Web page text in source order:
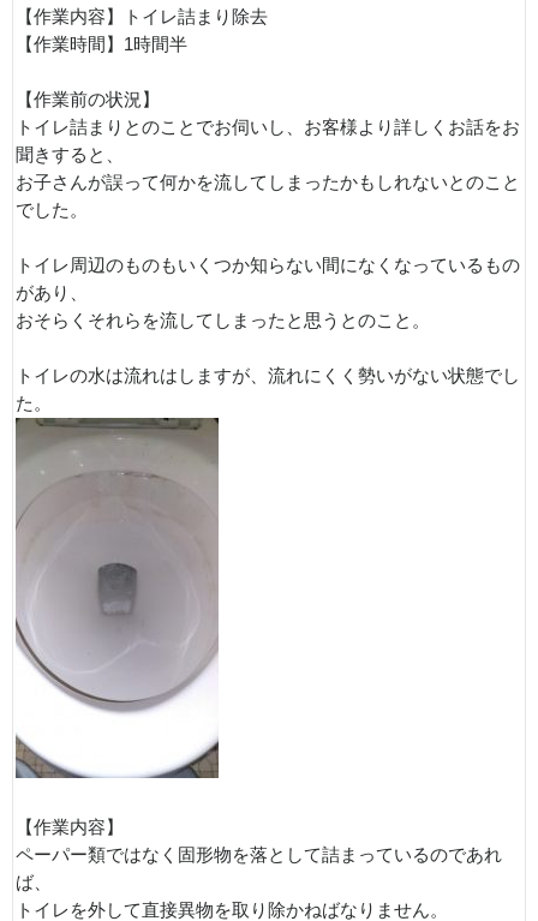
【作業内容】トイレ詰まり除去
【作業時間】1時間半
【作業前の状況】
トイレ詰まりとのことでお伺いし、お客様より詳しくお話をお
聞きすると、
お子さんが誤って何かを流してしまったかもしれないとのこと
でした。
トイレ周辺のものもいくつか知らない間になくなっているもの
があり、
おそらくそれらを流してしまったと思うとのこと。
トイレの水は流れはしますが、流れにくく勢いがない状態でし
た。
【作業内容】
ペーパー類ではなく固形物を落として詰まっているのであれ
ば、
トイレを外して直接異物を取り除かねばなりません。